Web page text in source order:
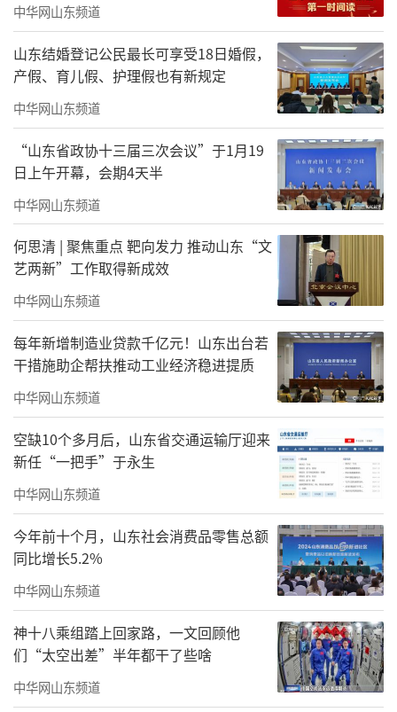
《采茶归来》136x68cm舒建新
《醉翁亭记》等古典写意作品，则溯源传
统文化文脉，借古贤典故抒笔墨情怀。舒建新
的创作始终恪守以艺载道的理念，取道家清静
自然的美学思想，摒弃浮夸笔墨，崇尚素雅本
真，山水含烟火，人物栖林泉，实现自然哲思
与现实人文的有机统一。
循笔墨探本源，踏山河绘众生。舒建新立
中华网山东频道
山东结婚登记公民最长可享受18日婚假，
产假、育儿假、护理假也有新规定
中华网山东频道
“山东省政协十三届三次会议”于1月19
日上午开幕，会期4天半
中华网山东频道
何思清 | 聚焦重点 靶向发力 推动山东“文
艺两新”工作取得新成效
中华网山东频道
每年新增制造业贷款千亿元！山东出台若
干措施助企帮扶推动工业经济稳进提质
中华网山东频道
空缺10个多月后，山东省交通运输厅迎来
新任“一把手”于永生
中华网山东频道
今年前十个月，山东社会消费品零售总额
同比增长5.2%
中华网山东频道
神十八乘组踏上回家路，一文回顾他
们“太空出差”半年都干了些啥
中华网山东频道